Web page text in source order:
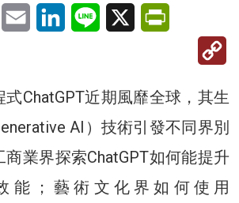
WeChatEmail LinkedInLine X
式ChatGPT近期風靡全球，其生
AI）技術引發不同界別
業界探索ChatGPT如何能提升
能；藝術文化界如何使用